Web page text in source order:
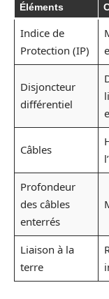
Éléments
Indice de
Protection (IP)
Disjoncteur
différentiel
Câbles
Profondeur
des câbles
enterrés
Liaison à la
terre